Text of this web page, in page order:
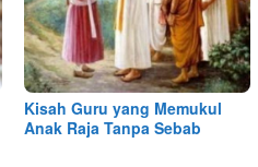
Kisah Guru yang Memukul
Anak Raja Tanpa Sebab